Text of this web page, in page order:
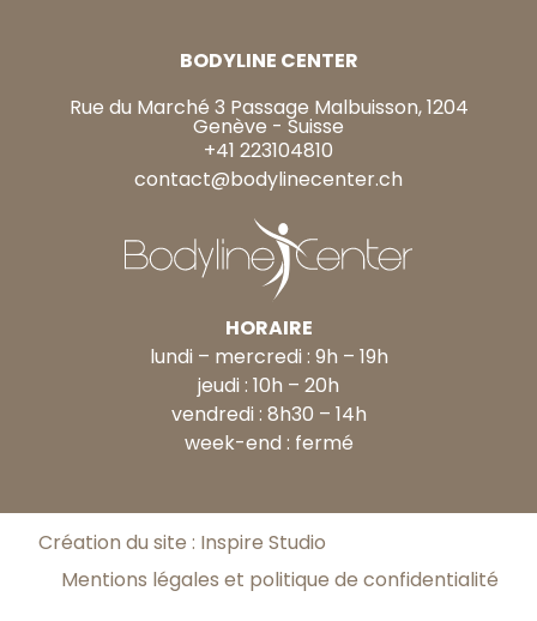
BODYLINE CENTER
Rue du Marché 3 Passage Malbuisson, 1204
Genève - Suisse
+41 223104810
contact@bodylinecenter.ch
HORAIRE
lundi – mercredi : 9h – 19h
jeudi : 10h – 20h
vendredi : 8h30 – 14h
week-end : fermé
Création du site : Inspire Studio
Mentions légales et politique de confidentialité